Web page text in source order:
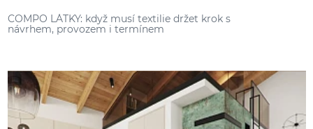
COMPO LÁTKY: když musí textilie držet krok s
návrhem, provozem i termínem